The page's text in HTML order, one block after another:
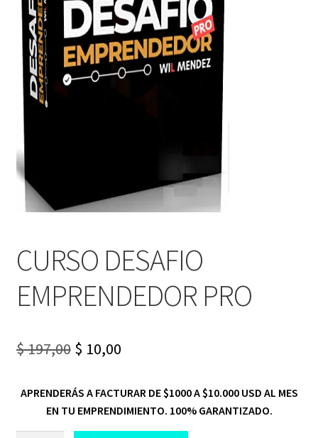
CURSO DESAFIO
EMPRENDEDOR PRO
$197,00 Original
was:
$ 10,00Current
is:
APRENDERÁS A FACTURAR DE $1000 A $10.000 USD AL MES
EN TU EMPRENDIMIENTO. 100% GARANTIZADO.